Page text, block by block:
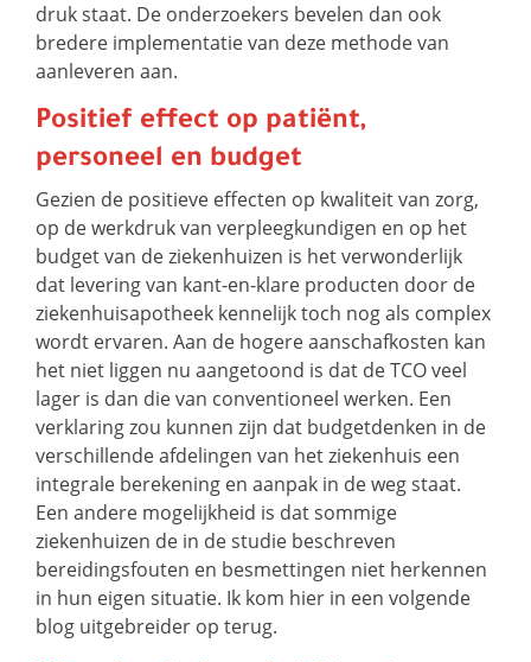
druk staat. De onderzoekers bevelen dan ook
bredere implementatie van deze methode van
aanleveren aan.
Positief effect op patiënt,
personeel en budget
Gezien de positieve effecten op kwaliteit van zorg,
op de werkdruk van verpleegkundigen en op het
budget van de ziekenhuizen is het verwonderlijk
dat levering van kant-en-klare producten door de
ziekenhuisapotheek kennelijk toch nog als complex
wordt ervaren. Aan de hogere aanschafkosten kan
het niet liggen nu aangetoond is dat de TCO veel
lager is dan die van conventioneel werken. Een
verklaring zou kunnen zijn dat budgetdenken in de
verschillende afdelingen van het ziekenhuis een
integrale berekening en aanpak in de weg staat.
Een andere mogelijkheid is dat sommige
ziekenhuizen de in de studie beschreven
bereidingsfouten en besmettingen niet herkennen
in hun eigen situatie. Ik kom hier in een volgende
blog uitgebreider op terug.